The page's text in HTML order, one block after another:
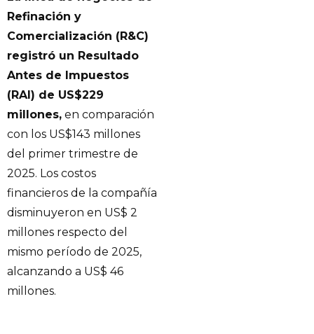
Refinación y
Comercialización (R&C)
registró un Resultado
Antes de Impuestos
(RAI) de US$229
millones, en comparación
con los US$143 millones
del primer trimestre de
2025. Los costos
financieros de la compañía
disminuyeron en US$ 2
millones respecto del
mismo período de 2025,
alcanzando a US$ 46
millones.